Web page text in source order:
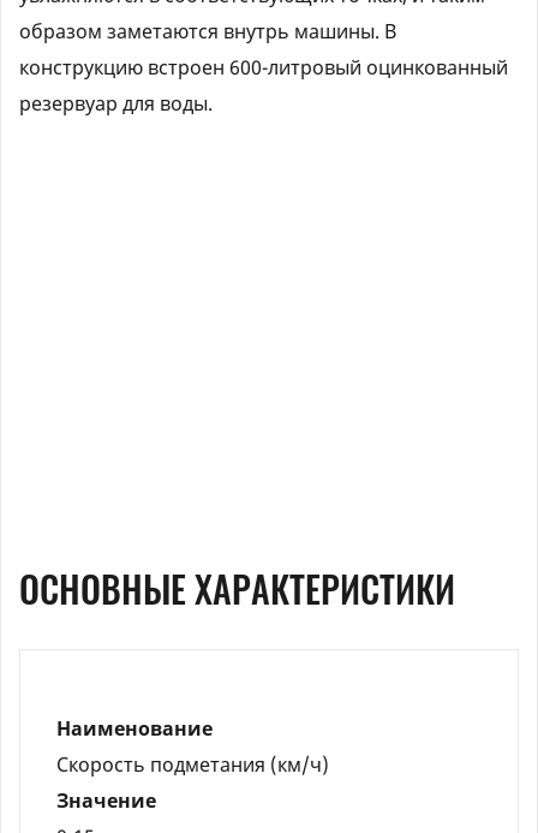
образом заметаются внутрь машины. В
конструкцию встроен 600-литровый оцинкованный
резервуар для воды.
ОСНОВНЫЕ ХАРАКТЕРИСТИКИ
Наименование
Скорость подметания (км/ч)
Значение